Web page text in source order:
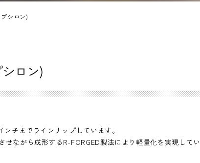
シロン)
ロン)
チまでラインナップしています。
せながら成形するR-FORGED製法により軽量化を実現して